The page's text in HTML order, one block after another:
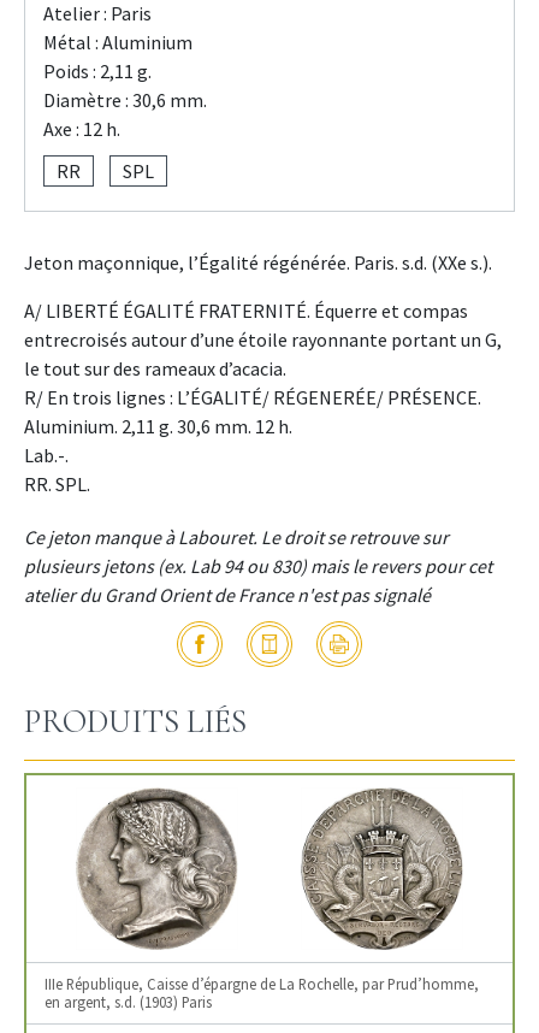
Atelier : Paris
Métal : Aluminium
Poids : 2,11 g.
Diamètre : 30,6 mm.
Axe : 12 h.
RR
SPL
Jeton maçonnique, l’Égalité régénérée. Paris. s.d. (XXe s.).
A/ LIBERTÉ ÉGALITÉ FRATERNITÉ. Équerre et compas
entrecroisés autour d’une étoile rayonnante portant un G,
le tout sur des rameaux d’acacia.
R/ En trois lignes : L’ÉGALITÉ/ RÉGENERÉE/ PRÉSENCE.
Aluminium. 2,11 g. 30,6 mm. 12 h.
Lab.-.
RR. SPL.
Ce jeton manque à Labouret. Le droit se retrouve sur
plusieurs jetons (ex. Lab 94 ou 830) mais le revers pour cet
atelier du Grand Orient de France n'est pas signalé
PRODUITS LIÉS
IIIe République, Caisse d’épargne de La Rochelle, par Prud’homme,
en argent, s.d. (1903) Paris